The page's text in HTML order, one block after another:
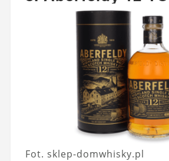
Fot. sklep-domwhisky.pl